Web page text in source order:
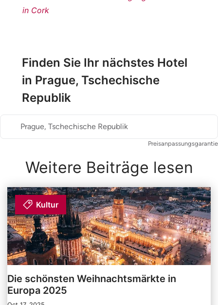
in Cork
Finden Sie Ihr nächstes Hotel
in Prague, Tschechische
Republik
Prague, Tschechische Republik
Preisanpassungsgarantie
Weitere Beiträge lesen
Kultur
Die schönsten Weihnachtsmärkte in
Europa 2025